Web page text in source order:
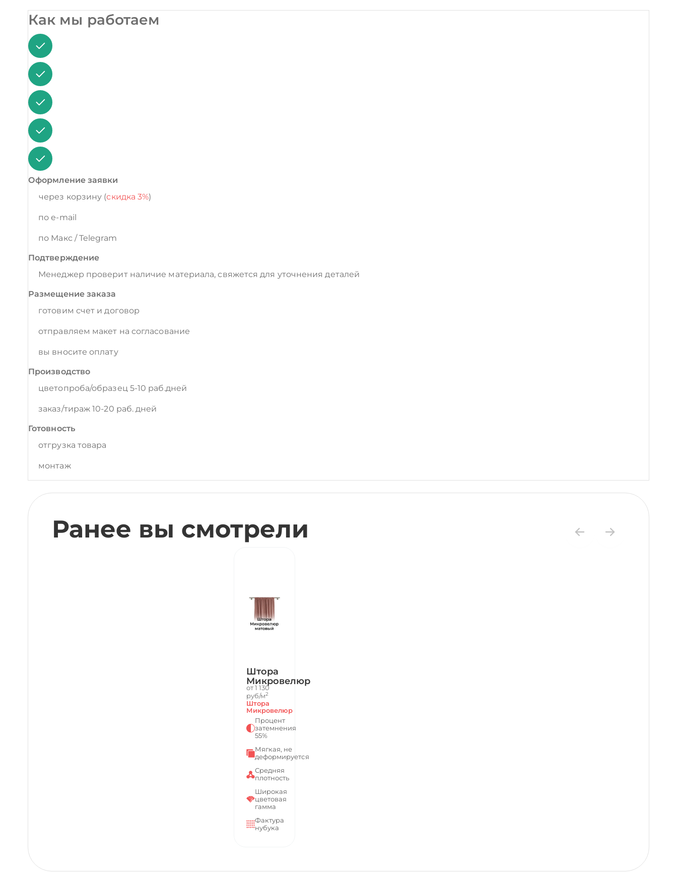
Как мы работаем
Оформление заявки
через корзину (скидка 3%)
по e-mail
по Макс / Telegram
Подтверждение
Менеджер проверит наличие материала, свяжется для уточнения деталей
Размещение заказа
готовим счет и договор
отправляем макет на согласование
вы вносите оплату
Производство
цветопроба/образец 5-10 раб.дней
заказ/тираж 10-20 раб. дней
Готовность
отгрузка товара
монтаж
Ранее вы смотрели
Штора
Микровелюр
от 1 130
руб/м2
Штора
Микровелюр
Процент
затемнения
55%
Мягкая, не
деформируется
Средняя
плотность
Широкая
цветовая
гамма
Фактура
нубука